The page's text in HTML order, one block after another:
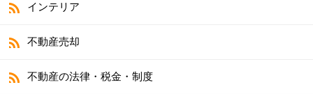
インテリア
不動産売却
不動産の法律・税金・制度